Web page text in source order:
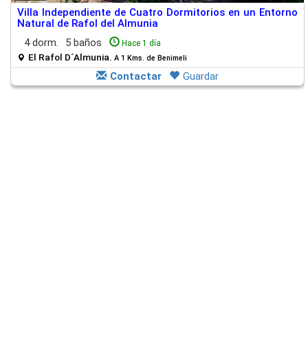
Villa Independiente de Cuatro Dormitorios en un Entorno
Natural de Rafol del Almunia
4 dorm.
5 baños Hace 1 día
El Rafol D´Almunia. A 1 Kms. de Benimeli
Contactar Guardar